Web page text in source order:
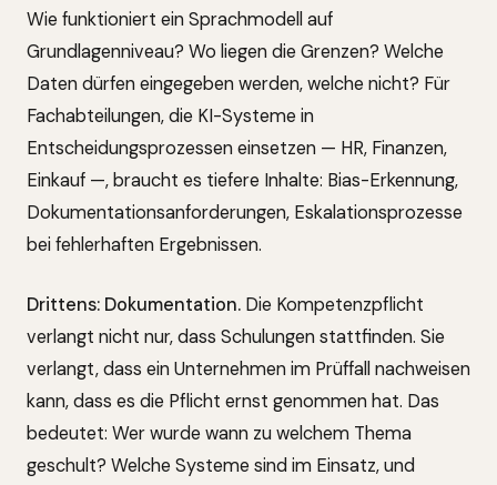
Wie funktioniert ein Sprachmodell auf
Grundlagenniveau? Wo liegen die Grenzen? Welche
Daten dürfen eingegeben werden, welche nicht? Für
Fachabteilungen, die KI-Systeme in
Entscheidungsprozessen einsetzen — HR, Finanzen,
Einkauf —, braucht es tiefere Inhalte: Bias-Erkennung,
Dokumentationsanforderungen, Eskalationsprozesse
bei fehlerhaften Ergebnissen.
Drittens: Dokumentation. Die Kompetenzpflicht
verlangt nicht nur, dass Schulungen stattfinden. Sie
verlangt, dass ein Unternehmen im Prüffall nachweisen
kann, dass es die Pflicht ernst genommen hat. Das
bedeutet: Wer wurde wann zu welchem Thema
geschult? Welche Systeme sind im Einsatz, und